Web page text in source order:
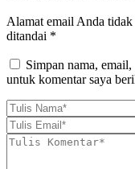
Alamat email Anda
ditandai *
Simpan nama,
untuk komentar saya